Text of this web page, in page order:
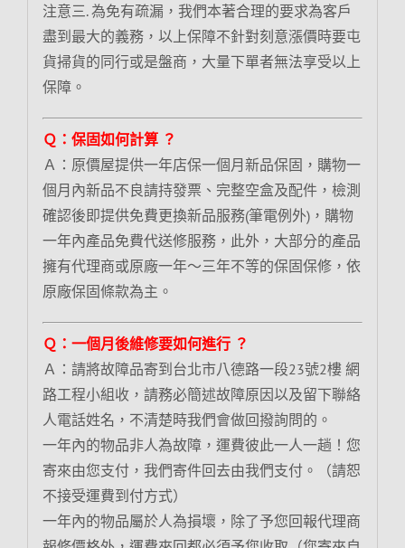
注意三. 為免有疏漏，我們本著合理的要求為客戶
盡到最大的義務，以上保障不針對刻意漲價時要屯
貨掃貨的同行或是盤商，大量下單者無法享受以上
保障。
Ｑ：保固如何計算 ？
Ａ：原價屋提供一年店保一個月新品保固，購物一
個月內新品不良請持發票、完整空盒及配件，檢測
確認後即提供免費更換新品服務(筆電例外)，購物
一年內產品免費代送修服務，此外，大部分的產品
擁有代理商或原廠一年～三年不等的保固保修，依
原廠保固條款為主。
Ｑ：一個月後維修要如何進行 ？
Ａ：請將故障品寄到台北市八德路一段23號2樓 網
路工程小組收，請務必簡述故障原因以及留下聯絡
人電話姓名，不清楚時我們會做回撥詢問的。
一年內的物品非人為故障，運費彼此一人一趟！您
寄來由您支付，我們寄件回去由我們支付。（請恕
不接受運費到付方式）
一年內的物品屬於人為損壞，除了予您回報代理商